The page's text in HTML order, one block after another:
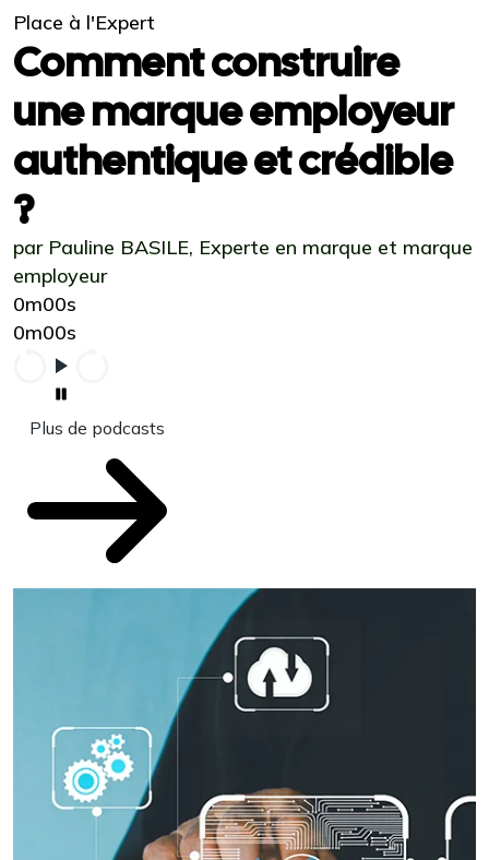
Place à l'Expert
Comment construire
une marque employeur
authentique et crédible
?
par Pauline BASILE, Experte en marque et marque
employeur
0m00s
0m00s
Plus de podcasts